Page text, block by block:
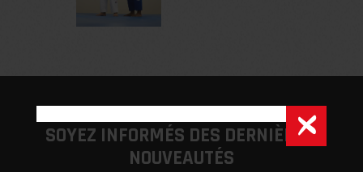
SOYEZ INFORMÉS DES DERNIÈRES
NOUVEAUTÉS